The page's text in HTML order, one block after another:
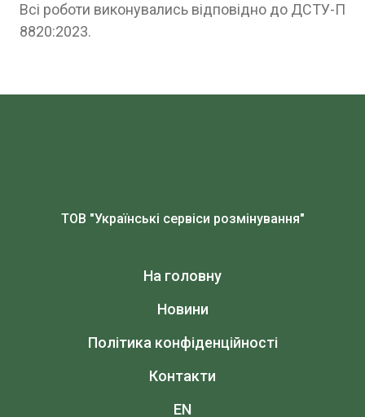
Всі роботи виконувались відповідно до ДСТУ-П
8820:2023.
ТОВ "Українські сервіси розмінування"
На головну
Новини
Політика конфіденційності
Контакти
EN